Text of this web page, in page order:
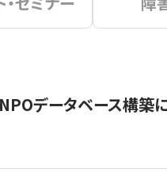
データベース構